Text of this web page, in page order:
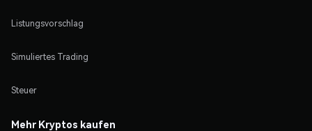
Listungsvorschlag
Simuliertes Trading
Steuer
Mehr Kryptos kaufen